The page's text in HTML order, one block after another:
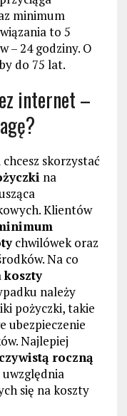
minimum
to 5
– 24 godziny. O
do 75 lat.
internet –
skorzystać
na
Klientów
chwilówek oraz
Na co
koszty
należy
pożyczki, takie
ubezpieczenie
Najlepiej
roczną
się na koszty